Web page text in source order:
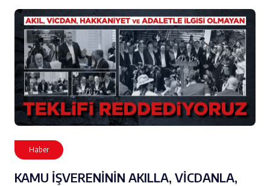
Haber
KAMU İŞVERENİNİN AKILLA, VİCDANLA,